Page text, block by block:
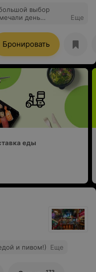
выбор
день
Еще
Бронировать
еды
и пивом!) Еще